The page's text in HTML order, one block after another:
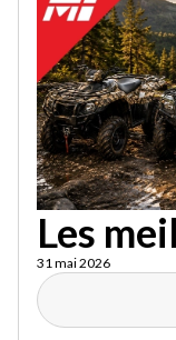
Les
31 mai 2026